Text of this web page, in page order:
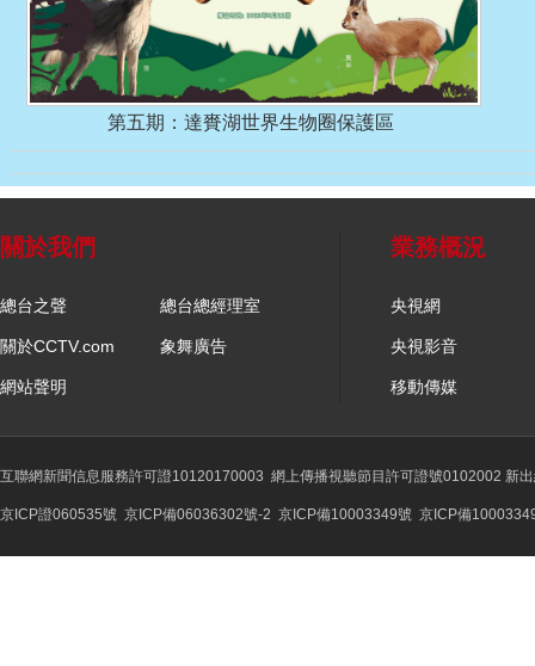
第五期：達賚湖世界生物圈保護區
關於我們
總台之聲 總台總經理室
關於CCTV.com 象舞廣告
網站聲明
業務概況
央視網
央視影音
移動傳媒
互聯網新聞信息服務許可證10120170003 網上傳播視聽節目許可證號0102002 新
京ICP證060535號 京ICP備06036302號-2 京ICP備10003349號 京ICP備